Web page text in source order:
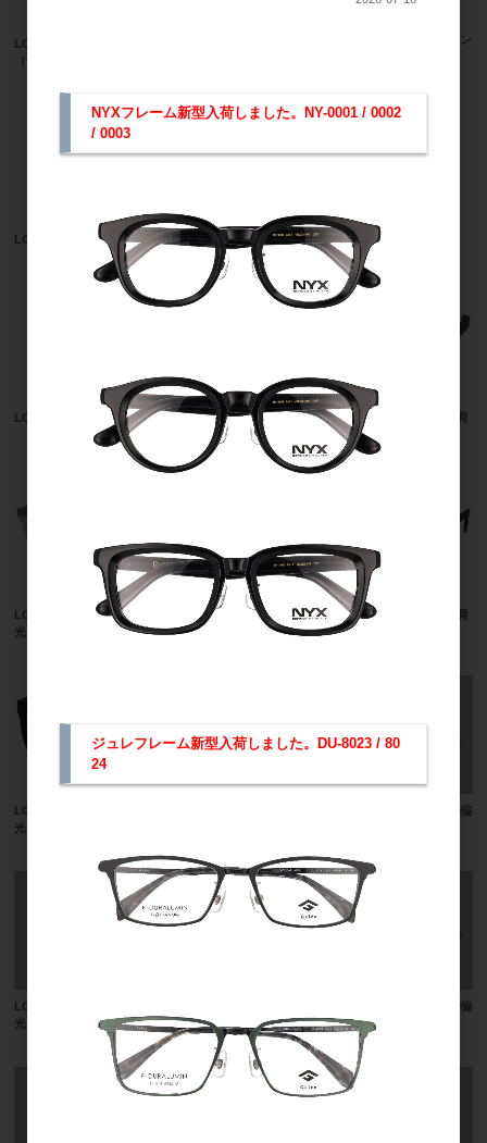
LOGOS LS-40 オーバーサングラス
（偏光ﾚﾝｽﾞ）
LOGOS LS-45 跳ね上げオーバーサン
LOGOS LS-319 （偏光レンズ） LOGOS LS-318 （偏光レンズ）
LOGOS LS-317 （偏光レンズ）
LOGOS LS-RT2025 （偏光ﾚﾝｽﾞ・調
光ﾚﾝｽﾞ）
LOGOS LS-RT2024 （偏光ﾚﾝｽﾞ・調
光ﾚﾝｽﾞ）
LOGOS LS-RT2023 （偏光ﾚﾝｽﾞ・調
光ﾚﾝｽﾞ）
LOGOS LS-RT2022 （偏光ﾚﾝｽﾞ・調
光ﾚﾝｽﾞ）
LOGOS LS-53 前掛け跳ね上げ （偏
LOGOS LS-52 前掛け跳ね上げ （偏
光）
LOGOS LS-51 前掛け跳ね上げ （偏
光）
NYXフレーム新型入荷しました。NY-0001 / 0002
/ 0003
ジュレフレーム新型入荷しました。DU-8023 / 80
24